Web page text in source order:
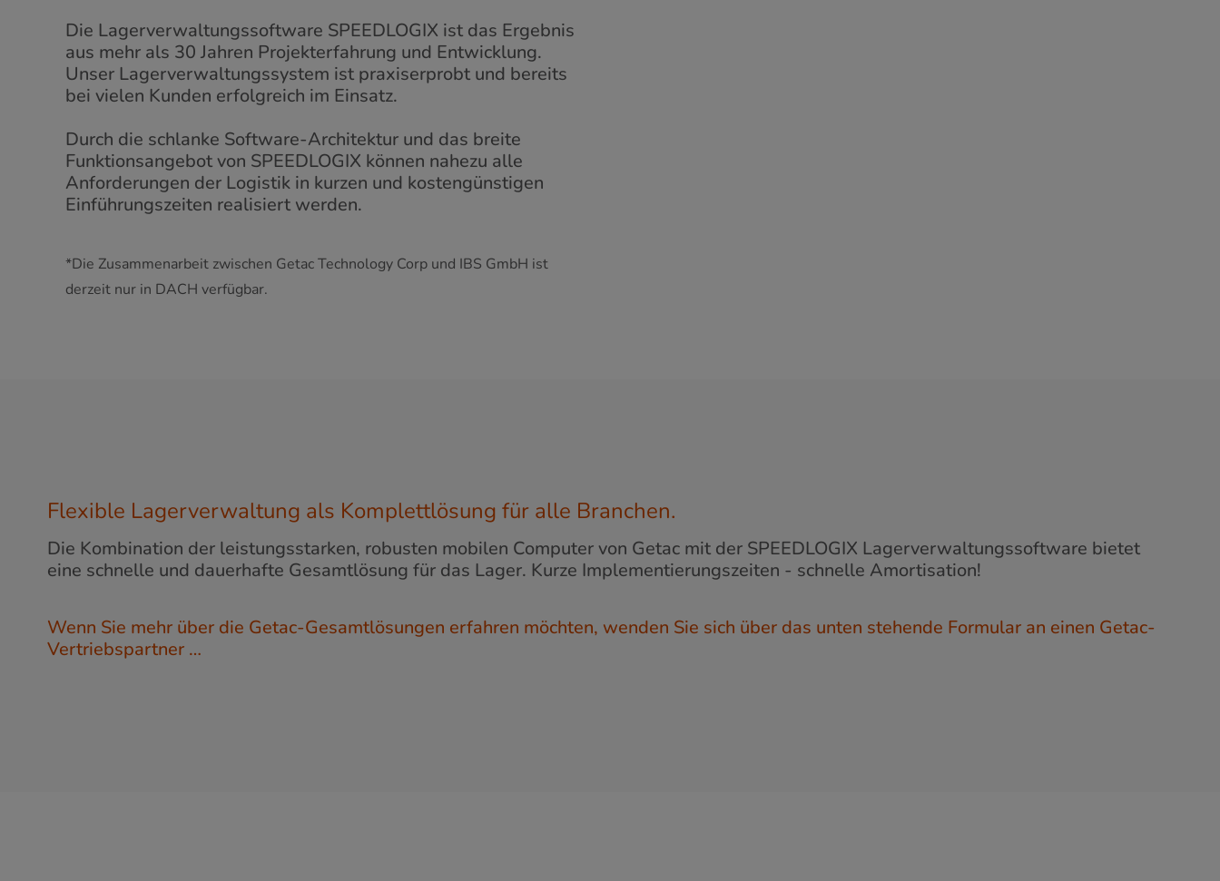
Die Lagerverwaltungssoftware SPEEDLOGIX ist das Ergebnis
aus mehr als 30 Jahren Projekterfahrung und Entwicklung.
Unser Lagerverwaltungssystem ist praxiserprobt und bereits
bei vielen Kunden erfolgreich im Einsatz.
Durch die schlanke Software-Architektur und das breite
Funktionsangebot von SPEEDLOGIX können nahezu alle
Anforderungen der Logistik in kurzen und kostengünstigen
Einführungszeiten realisiert werden.
*Die Zusammenarbeit zwischen Getac Technology Corp und IBS GmbH ist
derzeit nur in DACH verfügbar.
Flexible Lagerverwaltung als Komplettlösung für alle Branchen.
Die Kombination der leistungsstarken, robusten mobilen Computer von Getac mit der SPEEDLOGIX Lagerverwaltungssoftware bietet
eine schnelle und dauerhafte Gesamtlösung für das Lager. Kurze Implementierungszeiten - schnelle Amortisation!
Wenn Sie mehr über die Getac-Gesamtlösungen erfahren möchten, wenden Sie sich über das unten stehende Formular an einen Getac-
Vertriebspartner …